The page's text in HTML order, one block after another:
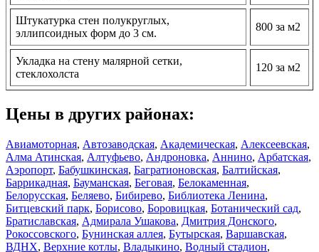
Штукатурка стен полукруглых,
эллипсоидных форм до 3 см.
800 за м2
Укладка на стену малярной сетки,
стеклохолста
120 за м2
Цены в других районах:
Авиамоторная, Автозаводская, Академическая, Алексеевская,
Алма Атинская, Алтуфьево, Андроновка, Аннино, Арбатская,
Аэропорт, Бабушкинская, Багратионовская, Балтийская,
Баррикадная, Бауманская, Беговая, Белокаменная,
Белорусская, Беляево, Бибирево, Библиотека Ленина,
Битцевский парк, Борисово, Боровицкая, Ботанический сад,
Братиславская, Адмирала Ушакова, Дмитрия Донского,
Рокоссовского, Бунинская аллея, Бутырская, Варшавская,
ВДНХ, Верхние котлы, Владыкино, Водный стадион,